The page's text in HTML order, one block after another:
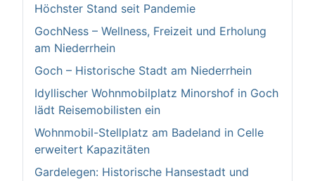
Höchster Stand seit Pandemie
GochNess – Wellness, Freizeit und Erholung
am Niederrhein
Goch – Historische Stadt am Niederrhein
Idyllischer Wohnmobilplatz Minorshof in Goch
lädt Reisemobilisten ein
Wohnmobil-Stellplatz am Badeland in Celle
erweitert Kapazitäten
Gardelegen: Historische Hansestadt und